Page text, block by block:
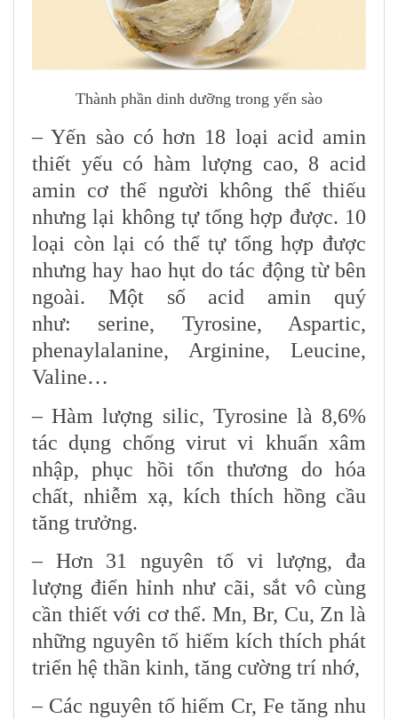
Thành phần dinh dưỡng trong yến sào
– Yến sào có hơn 18 loại acid amin
thiết yếu có hàm lượng cao, 8 acid
amin cơ thể người không thể thiếu
nhưng lại không tự tổng hợp được. 10
loại còn lại có thể tự tổng hợp được
nhưng hay hao hụt do tác động từ bên
ngoài. Một số acid amin quý
như: serine, Tyrosine, Aspartic,
phenaylalanine, Arginine, Leucine,
Valine…
– Hàm lượng silic, Tyrosine là 8,6%
tác dụng chống virut vi khuẩn xâm
nhập, phục hồi tổn thương do hóa
chất, nhiễm xạ, kích thích hồng cầu
tăng trưởng.
– Hơn 31 nguyên tố vi lượng, đa
lượng điển hỉnh như cãi, sắt vô cùng
cần thiết với cơ thể. Mn, Br, Cu, Zn là
những nguyên tố hiếm kích thích phát
triển hệ thần kinh, tăng cường trí nhớ,
– Các nguyên tố hiếm Cr, Fe tăng nhu